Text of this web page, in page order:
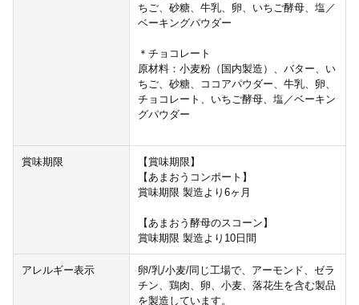
ちご、砂糖、牛乳、卵、いちご酵母、塩／
ベーキングパウダー
＊チョコレート
原材料：小麦粉（国内製造）、バター、い
ちご、砂糖、ココアパウダー、牛乳、卵、
チョコレート、いちご酵母、塩／ベーキン
グパウダー
賞味期限
【賞味期限】
【あまおうコンポート】
賞味期限 製造より6ヶ月
【あまおう酵母のスコーン】
賞味期限 製造より10日間
アレルギー表示
卵/乳/小麦/同じ工場で、アーモンド、ゼラ
チン、鶏肉、卵、小麦、落花生を含む製品
を製造しています。